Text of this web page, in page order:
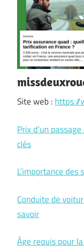
Site web : https://
Prix d’un
clés
L’importance
Conduite de
savoir
Âge requis pour